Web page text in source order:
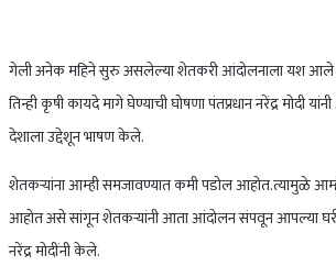
गेली अनेक महिने सुरु असलेल्या शेतकरी आंदोलनाला यश
तिन्ही कृषी कायदे मागे घेण्याची घोषणा पंतप्रधान नरेंद्र मोदी
देशाला उद्देशून भाषण केले.
शेतकऱ्यांना आम्ही समजावण्यात कमी पडोल आहोत.त्यामुळे
आहोत असे सांगून शेतकऱ्यांनी आता आंदोलन संपवून आपल्या
नरेंद्र मोदींनी केले.